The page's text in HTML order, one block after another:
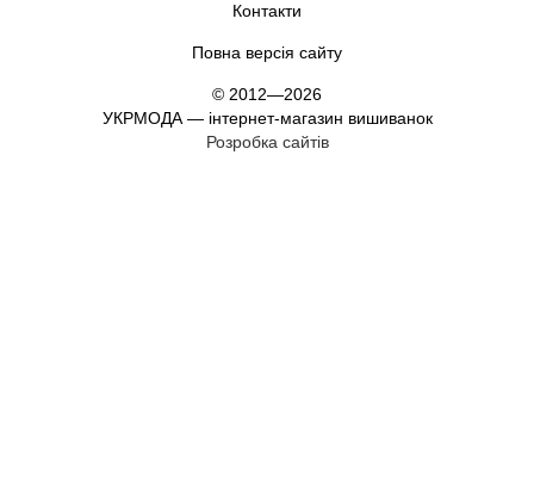
Контакти
Повна версія сайту
© 2012—2026
УКРМОДА — інтернет-магазин вишиванок
Розробка сайтів